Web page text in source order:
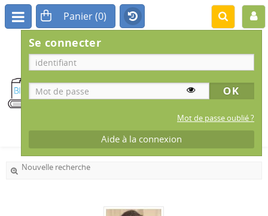
BIBLIOTHÈQUE
MUNICIPALE
Se connecter
Mot de passe oublié ?
Aide à la connexion
Nouvelle recherche